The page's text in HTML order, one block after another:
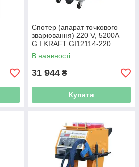
Спотер (апарат точкового
зварювання) 220 V, 5200A
G.I.KRAFT GI12114-220
В наявності
31 944 ₴
Купити